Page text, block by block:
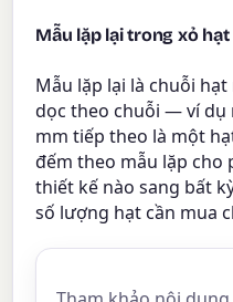
Mẫu lặp lại trong xỏ hạt
Mẫu lặp lại là chuỗi
dọc theo chuỗi — ví dụ
mm tiếp theo là một
đếm theo mẫu lặp cho
thiết kế nào sang bất
số lượng hạt cần mua